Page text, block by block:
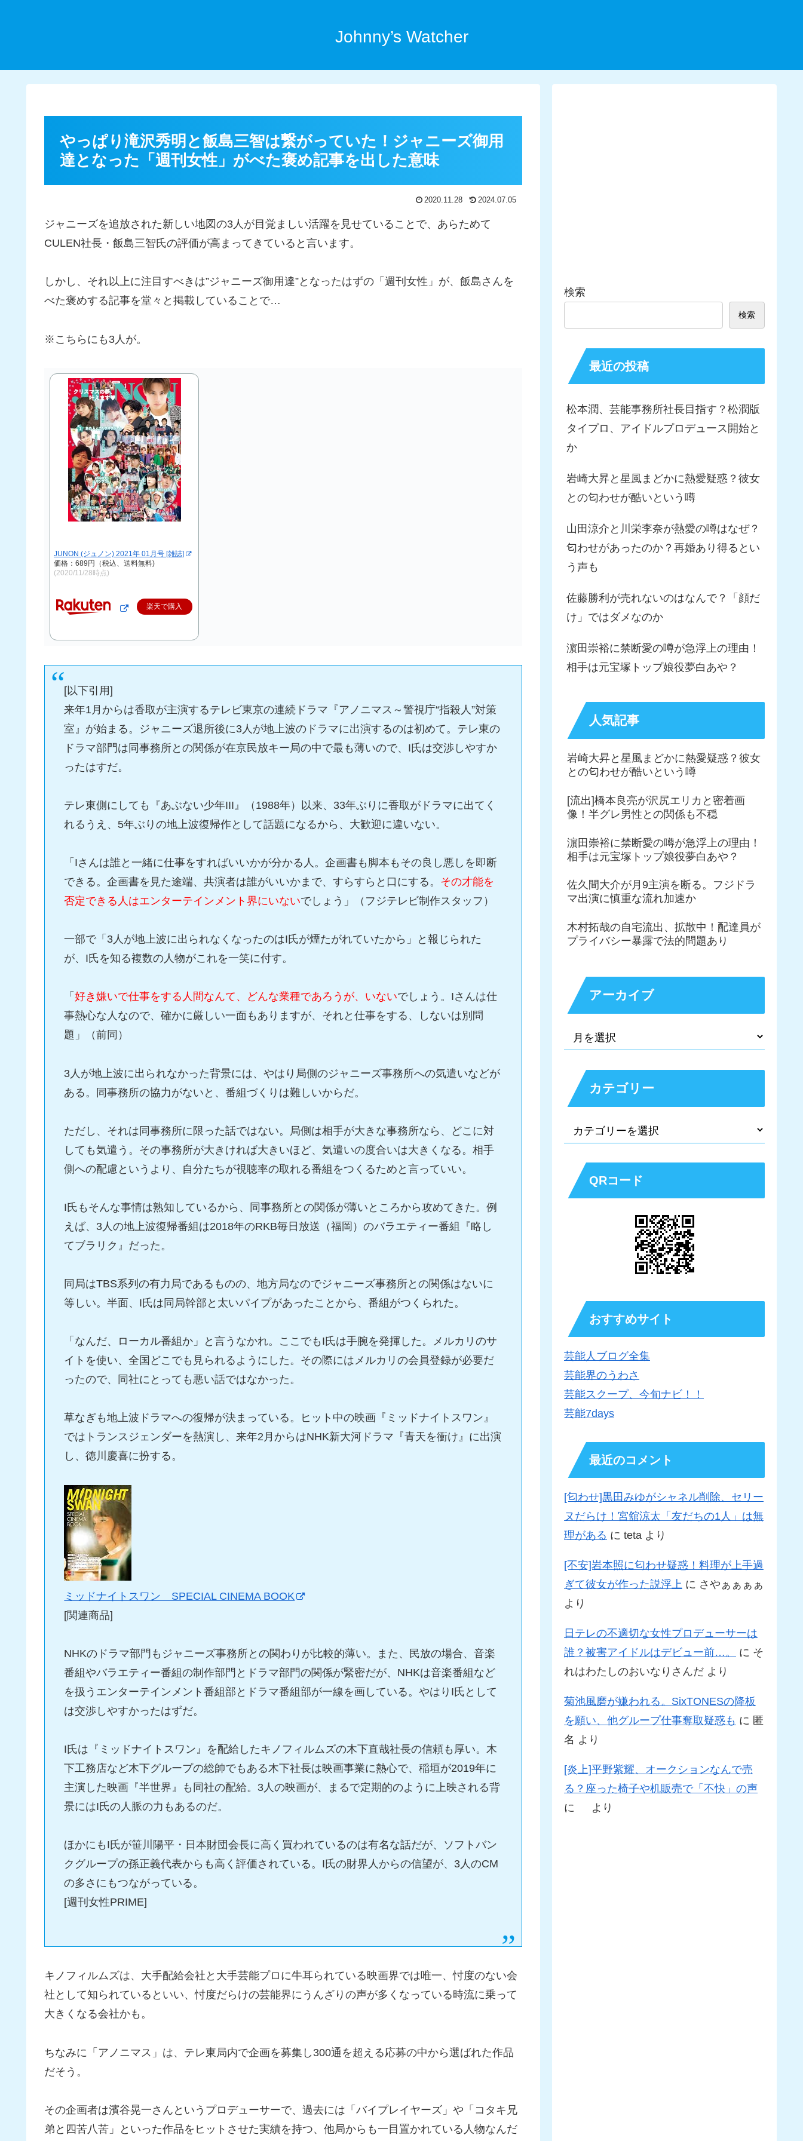
Johnny’s Watcher
やっぱり滝沢秀明と飯島三智は繋がっていた！ジャニーズ御用
達となった「週刊女性」がべた褒め記事を出した意味
2020.11.28 2024.07.05
ジャニーズを追放された新しい地図の3人が目覚ましい活躍を見せていることで、あらためて
CULEN社長・飯島三智氏の評価が高まってきていると言います。
しかし、それ以上に注目すべきは”ジャニーズ御用達”となったはずの「週刊女性」が、飯島さんを
べた褒めする記事を堂々と掲載していることで…
※こちらにも3人が。
JUNON (ジュノン) 2021年 01月号 [雑誌]
価格：689円（税込、送料無料)
(2020/11/28時点)
楽天で購入
[以下引用]
来年1月からは香取が主演するテレビ東京の連続ドラマ『アノニマス～警視庁“指殺人”対策
室』が始まる。ジャニーズ退所後に3人が地上波のドラマに出演するのは初めて。テレ東の
ドラマ部門は同事務所との関係が在京民放キー局の中で最も薄いので、I氏は交渉しやすか
ったはすだ。
テレ東側にしても『あぶない少年III』（1988年）以来、33年ぶりに香取がドラマに出てく
れるうえ、5年ぶりの地上波復帰作として話題になるから、大歓迎に違いない。
「Iさんは誰と一緒に仕事をすればいいかが分かる人。企画書も脚本もその良し悪しを即断
できる。企画書を見た途端、共演者は誰がいいかまで、すらすらと口にする。 その才能を
否定できる人はエンターテインメント界にいないでしょう」（フジテレビ制作スタッフ）
一部で「3人が地上波に出られなくなったのはI氏が煙たがれていたから」と報じられた
が、I氏を知る複数の人物がこれを一笑に付す。
「好き嫌いで仕事をする人間なんて、どんな業種であろうが、いないでしょう。Iさんは仕
事熱心な人なので、確かに厳しい一面もありますが、それと仕事をする、しないは別問
題」（前同）
3人が地上波に出られなかった背景には、やはり局側のジャニーズ事務所への気遣いなどが
ある。同事務所の協力がないと、番組づくりは難しいからだ。
ただし、それは同事務所に限った話ではない。局側は相手が大きな事務所なら、どこに対
しても気遣う。その事務所が大きければ大きいほど、気遣いの度合いは大きくなる。相手
側への配慮というより、自分たちが視聴率の取れる番組をつくるためと言っていい。
I氏もそんな事情は熟知しているから、同事務所との関係が薄いところから攻めてきた。例
えば、3人の地上波復帰番組は2018年のRKB毎日放送（福岡）のバラエティー番組『略し
てブラリク』だった。
同局はTBS系列の有力局であるものの、地方局なのでジャニーズ事務所との関係はないに
等しい。半面、I氏は同局幹部と太いパイプがあったことから、番組がつくられた。
「なんだ、ローカル番組か」と言うなかれ。ここでもI氏は手腕を発揮した。メルカリのサ
イトを使い、全国どこでも見られるようにした。その際にはメルカリの会員登録が必要だ
ったので、同社にとっても悪い話ではなかった。
草なぎも地上波ドラマへの復帰が決まっている。ヒット中の映画『ミッドナイトスワン』
ではトランスジェンダーを熱演し、来年2月からはNHK新大河ドラマ『青天を衝け』に出演
し、徳川慶喜に扮する。
ミッドナイトスワン SPECIAL CINEMA BOOK
[関連商品]
NHKのドラマ部門もジャニーズ事務所との関わりが比較的薄い。また、民放の場合、音楽
番組やバラエティー番組の制作部門とドラマ部門の関係が緊密だが、NHKは音楽番組など
を扱うエンターテインメント番組部とドラマ番組部が一線を画している。やはりI氏として
は交渉しやすかったはずだ。
I氏は『ミッドナイトスワン』を配給したキノフィルムズの木下直哉社長の信頼も厚い。木
下工務店など木下グループの総帥でもある木下社長は映画事業に熱心で、稲垣が2019年に
主演した映画『半世界』も同社の配給。3人の映画が、まるで定期的のように上映される背
景にはI氏の人脈の力もあるのだ。
ほかにもI氏が笹川陽平・日本財団会長に高く買われているのは有名な話だが、ソフトバン
クグループの孫正義代表からも高く評価されている。I氏の財界人からの信望が、3人のCM
の多さにもつながっている。
[週刊女性PRIME]
キノフィルムズは、大手配給会社と大手芸能プロに牛耳られている映画界では唯一、忖度のない会
社として知られているといい、忖度だらけの芸能界にうんざりの声が多くなっている時流に乗って
大きくなる会社かも。
ちなみに「アノニマス」は、テレ東局内で企画を募集し300通を超える応募の中から選ばれた作品
だそう。
その企画者は濱谷晃一さんというプロデューサーで、過去には「バイプレイヤーズ」や「コタキ兄
弟と四苦八苦」といった作品をヒットさせた実績を持つ、他局からも一目置かれている人物なんだ
検索
検索
最近の投稿
松本潤、芸能事務所社長目指す？松潤版
タイプロ、アイドルプロデュース開始と
か
岩崎大昇と星風まどかに熱愛疑惑？彼女
との匂わせが酷いという噂
山田涼介と川栄李奈が熱愛の噂はなぜ？
匂わせがあったのか？再婚あり得るとい
う声も
佐藤勝利が売れないのはなんで？「顔だ
け」ではダメなのか
濵田崇裕に禁断愛の噂が急浮上の理由！
相手は元宝塚トップ娘役夢白あや？
人気記事
岩崎大昇と星風まどかに熱愛疑惑？彼女
との匂わせが酷いという噂
[流出]橋本良亮が沢尻エリカと密着画
像！半グレ男性との関係も不穏
濵田崇裕に禁断愛の噂が急浮上の理由！
相手は元宝塚トップ娘役夢白あや？
佐久間大介が月9主演を断る。フジドラ
マ出演に慎重な流れ加速か
木村拓哉の自宅流出、拡散中！配達員が
プライバシー暴露で法的問題あり
アーカイブ
カテゴリー
QRコード
おすすめサイト
芸能人ブログ全集
芸能界のうわさ
芸能スクープ、今旬ナビ！！
芸能7days
最近のコメント
[匂わせ]黒田みゆがシャネル削除、セリー
ヌだらけ！宮舘涼太「友だちの1人」は無
理がある に teta より
[不安]岩本照に匂わせ疑惑！料理が上手過
ぎて彼女が作った説浮上 に さやぁぁぁぁ
より
日テレの不適切な女性プロデューサーは
誰？被害アイドルはデビュー前…。
に そ
れはわたしのおいなりさんだ より
菊池風磨が嫌われる。SixTONESの降板
を願い、他グループ仕事奪取疑惑も に 匿
名 より
[炎上]平野紫耀、オークションなんで売
る？座った椅子や机販売で「不快」の声
に
より